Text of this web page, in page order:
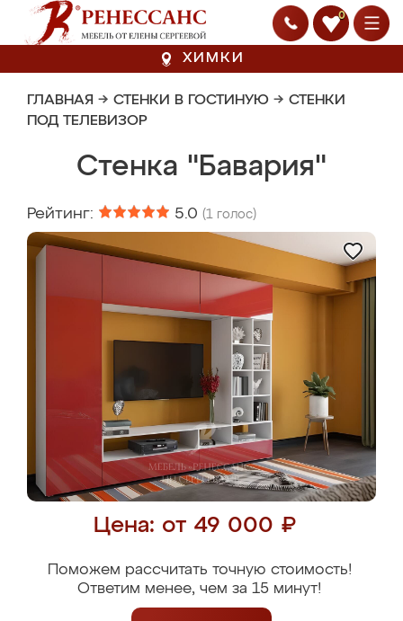
0
ХИМКИ
ГЛАВНАЯ → СТЕНКИ В ГОСТИНУЮ → СТЕНКИ
ПОД ТЕЛЕВИЗОР
Стенка "Бавария"
Рейтинг: 5.0 (1 голос)
Цена: от 49 000 ₽
Поможем рассчитать точную стоимость!
Ответим менее, чем за 15 минут!